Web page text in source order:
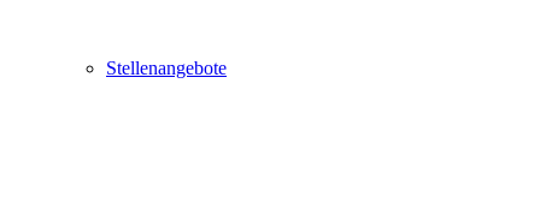
Stellenangebote